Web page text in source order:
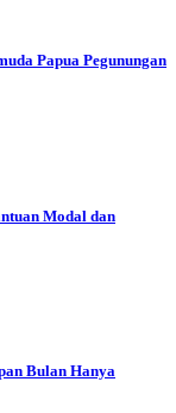
Papua Pegunungan
Modal dan
Bulan Hanya